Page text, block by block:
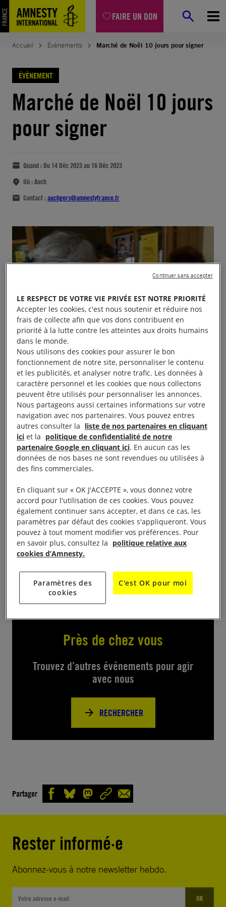
FAIRE UN DON
Accueil Évènements Marché de Noël 10 jours pour signer
ÉVÈNEMENT
Marché de Noël 10 jours
pour signer
Quand : Du 14 Déc 2023 au 16 Déc 2023
Où :Auch
Contact :auchgers@amnestyfrance.fr
De 10h à 19h
Marché de Noël humanitaire ; une dizaine
d’associations.
Sur notre stand : les 10 pétitions + celle pour Rocky
Myers et celle pour un cessez le feu en Palestine –
Près de chez vous
Trouvez d’autres événements pour agir
avec nous
RECHERCHER
Partager
Rester informé·e
Abonnez-vous à notre newsletter hebdo.
OK
LE RESPECT DE VOTRE VIE PRIVÉE EST NOTRE PRIORITÉ
Accepter les cookies, c'est nous soutenir et réduire nos
frais de collecte afin que vos dons contribuent en
priorité à la lutte contre les atteintes aux droits humains
dans le monde.
Nous utilisons des cookies pour assurer le bon
fonctionnement de notre site, personnaliser le contenu
et les publicités, et analyser notre trafic. Les données à
caractère personnel et les cookies que nous collectons
peuvent être utilisés pour personnaliser les annonces.
Nous partageons aussi certaines informations sur votre
navigation avec nos partenaires. Vous pouvez entres
autres consulter la liste de nos partenaires en cliquant
ici et la politique de confidentialité de notre
partenaire Google en cliquant ici. En aucun cas les
données de nos bases ne sont revendues ou utilisées à
des fins commerciales.
En cliquant sur « OK J'ACCEPTE », vous donnez votre
accord pour l'utilisation de ces cookies. Vous pouvez
également continuer sans accepter, et dans ce cas, les
paramètres par défaut des cookies s'appliqueront. Vous
pouvez à tout moment modifier vos préférences. Pour
en savoir plus, consultez la politique relative aux
cookies d’Amnesty.
Paramètres des
cookies
C'est OK pour moi
Continuer sans accepter